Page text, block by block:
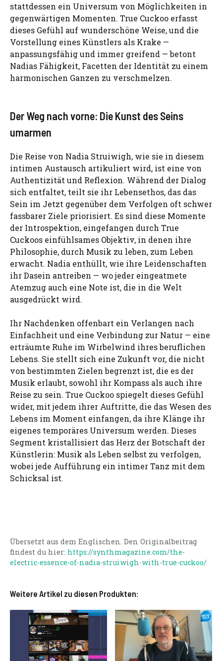
stattdessen ein Universum von Möglichkeiten in
gegenwärtigen Momenten. True Cuckoo erfasst
dieses Gefühl auf wunderschöne Weise, und die
Vorstellung eines Künstlers als Krake —
anpassungsfähig und immer greifend — betont
Nadias Fähigkeit, Facetten der Identität zu einem
harmonischen Ganzen zu verschmelzen.
Der Weg nach vorne: Die Kunst des Seins
umarmen
Die Reise von Nadia Struiwigh, wie sie in diesem
intimen Austausch artikuliert wird, ist eine von
Authentizität und Reflexion. Während der Dialog
sich entfaltet, teilt sie ihr Lebensethos, das das
Sein im Jetzt gegenüber dem Verfolgen oft schwer
fassbarer Ziele priorisiert. Es sind diese Momente
der Introspektion, eingefangen durch True
Cuckoos einfühlsames Objektiv, in denen ihre
Philosophie, durch Musik zu leben, zum Leben
erwacht. Nadia enthüllt, wie ihre Leidenschaften
ihr Dasein antreiben — wo jeder eingeatmete
Atemzug auch eine Note ist, die in die Welt
ausgedrückt wird.
Ihr Nachdenken offenbart ein Verlangen nach
Einfachheit und eine Verbindung zur Natur — eine
erträumte Ruhe im Wirbelwind ihres beruflichen
Lebens. Sie stellt sich eine Zukunft vor, die nicht
von bestimmten Zielen begrenzt ist, die es der
Musik erlaubt, sowohl ihr Kompass als auch ihre
Reise zu sein. True Cuckoo spiegelt dieses Gefühl
wider, mit jedem ihrer Auftritte, die das Wesen des
Lebens im Moment einfangen, da ihre Klänge ihr
eigenes temporäres Universum werden. Dieses
Segment kristallisiert das Herz der Botschaft der
Künstlerin: Musik als Leben selbst zu verfolgen,
wobei jede Aufführung ein intimer Tanz mit dem
Schicksal ist.
Übersetzt aus dem Englischen. Den Originalbeitrag
findest du hier: https://synthmagazine.com/the-
electric-essence-of-nadia-struiwigh-with-true-cuckoo/
Weitere Artikel zu diesen Produkten: